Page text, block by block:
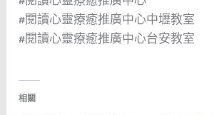
#閱讀心靈療癒推廣中心中壢教室
#閱讀心靈療癒推廣中心台安教室
相關